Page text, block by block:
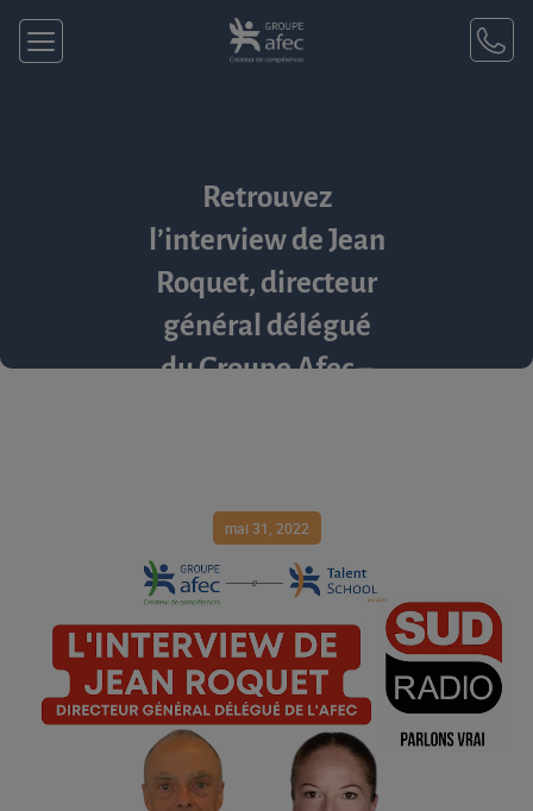
Retrouvez
l’interview de Jean
Roquet, directeur
général délégué
du Groupe Afec –
mai 31, 2022